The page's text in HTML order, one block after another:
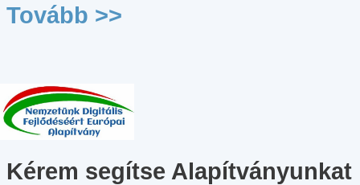
Tovább >>
Kérem segítse Alapítványunkat